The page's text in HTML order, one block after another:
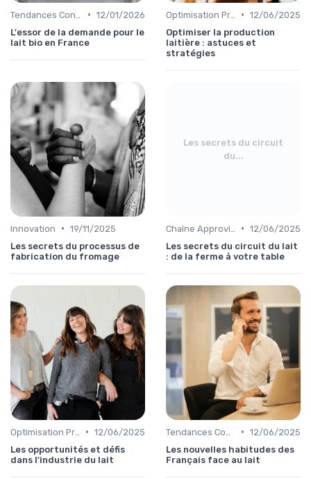
• 12/01/2026
L'essor de la demande pour le
lait bio en France
• 12/06/2025
Optimiser la production
laitière : astuces et
stratégies
Innovation • 19/11/2025
Les secrets du processus de
fabrication du fromage
Les secrets du circuit
du...
• 12/06/2025
Les secrets du circuit du lait
: de la ferme à votre table
• 12/06/2025
Les opportunités et défis
dans l'industrie du lait
• 12/06/2025
Les nouvelles habitudes des
Français face au lait